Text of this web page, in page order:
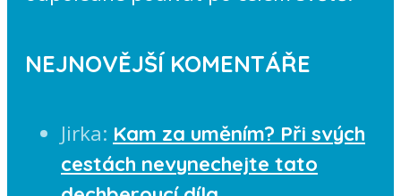
NEJNOVĚJŠÍ KOMENTÁŘE
Jirka: Kam za uměním? Při svých
cestách nevynechejte tato